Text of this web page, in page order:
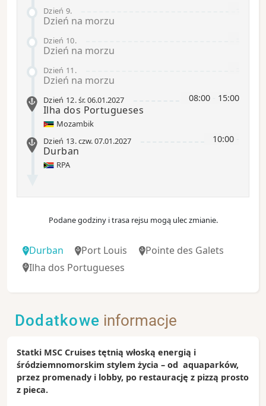
Dzień 9.
Dzień na morzu
Dzień 10.
Dzień na morzu
Dzień 11 .
Dzień na morzu
08:00 15:00
Dzień 12.śr.06.01.2027
Ilha dos Portugueses
Mozambik
10:00
Dzień 13.czw.07.01.2027
Durban
RPA
Podane godziny i trasa rejsu mogą ulec zmianie.
Durban Port Louis
Pointe des Galets
Ilha dos Portugueses
Dodatkowe informacje
Statki MSC Cruises tętnią włoską energią i
śródziemnomorskim stylem życia – od aquaparków,
przez promenady i lobby, po restaurację z pizzą prosto
z pieca.